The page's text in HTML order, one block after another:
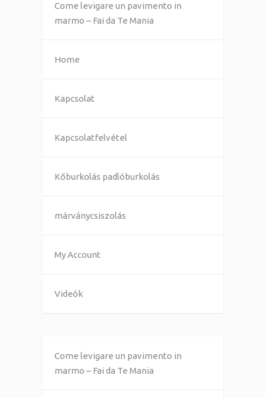
Come levigare un pavimento in
marmo – Fai da Te Mania
Home
Kapcsolat
Kapcsolatfelvétel
Kőburkolás padlóburkolás
márványcsiszolás
My Account
Videók
Come levigare un pavimento in
marmo – Fai da Te Mania